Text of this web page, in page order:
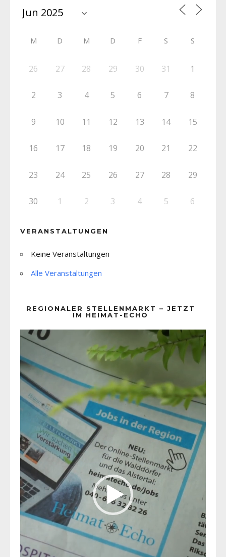
M D M D F S S
26 27 28 29 30 31 1
2 3 4 5 6 7 8
9 10 11 12 13 14 15
16 17 18 19 20 21 22
23 24 25 26 27 28 29
30 1 2 3 4 5 6
VERANSTALTUNGEN
Keine Veranstaltungen
Alle Veranstaltungen
REGIONALER STELLENMARKT – JETZT
IM HEIMAT-ECHO
Player